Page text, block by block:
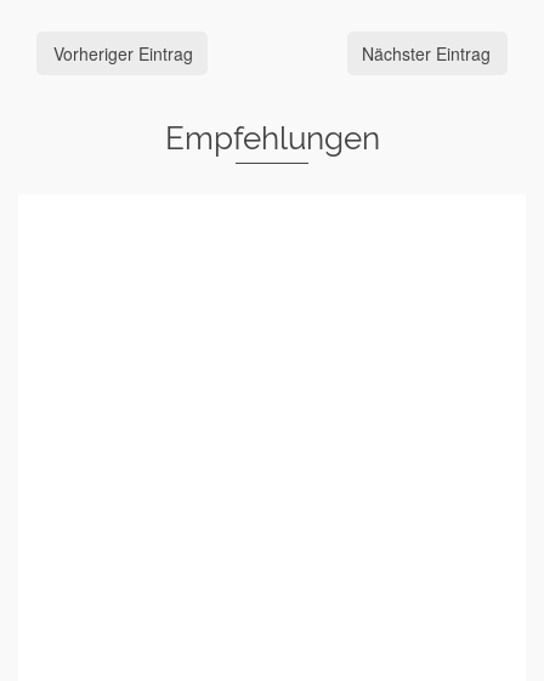
Vorheriger Eintrag Nächster Eintrag
Empfehlungen